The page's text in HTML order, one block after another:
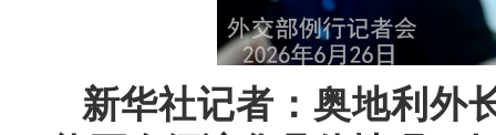
新华社记者：奥地利外